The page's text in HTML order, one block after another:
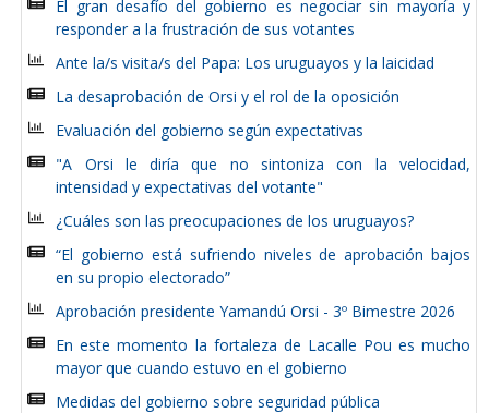
El gran desafío del gobierno es negociar sin mayoría y
responder a la frustración de sus votantes
Ante la/s visita/s del Papa: Los uruguayos y la laicidad
La desaprobación de Orsi y el rol de la oposición
Evaluación del gobierno según expectativas
"A Orsi le diría que no sintoniza con la velocidad,
intensidad y expectativas del votante"
¿Cuáles son las preocupaciones de los uruguayos?
“El gobierno está sufriendo niveles de aprobación bajos
en su propio electorado”
Aprobación presidente Yamandú Orsi - 3º Bimestre 2026
En este momento la fortaleza de Lacalle Pou es mucho
mayor que cuando estuvo en el gobierno
Medidas del gobierno sobre seguridad pública